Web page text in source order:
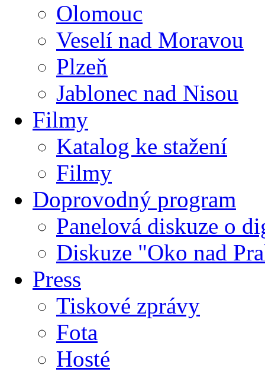
Olomouc
Veselí nad Moravou
Plzeň
Jablonec nad Nisou
Filmy
Katalog ke stažení
Filmy
Doprovodný program
Panelová diskuze o
Diskuze "Oko nad
Press
Tiskové zprávy
Fota
Hosté